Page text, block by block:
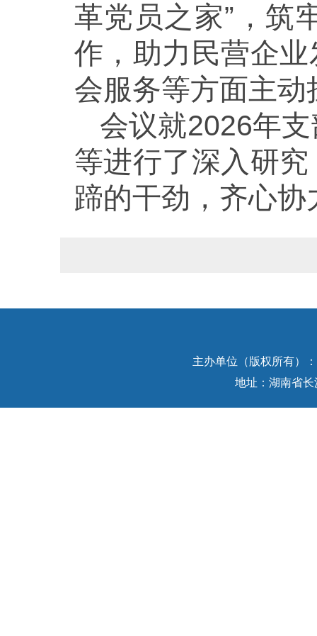
革党员之家”，筑
作，助力民营企
会服务等方面主
会议就2026年
等进行了深入研
蹄的干劲，齐心
主办单位（版权所有）
地址：湖南省